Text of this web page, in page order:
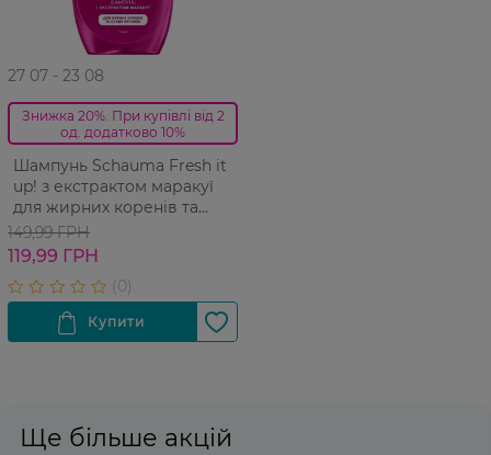
27 07 - 23 08
Знижка 20%. При купівлі від 2
од. додатково 10%
Шампунь Schauma Fresh it
up! з екстрактом маракуї
для жирних коренів та
сухих кінчиків 400 мл
149,99 ГРН
119,99 ГРН
Ще більше акцій